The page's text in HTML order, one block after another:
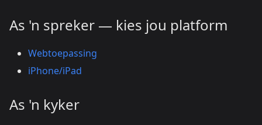
As 'n spreker — kies jou platform
Webtoepassing
iPhone/iPad
As 'n kyker